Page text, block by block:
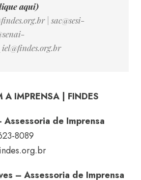
aqui)
|sac@sesi-
A IMPRENSA | FINDES
Assessoria de Imprensa
8089
– Assessoria de Imprensa